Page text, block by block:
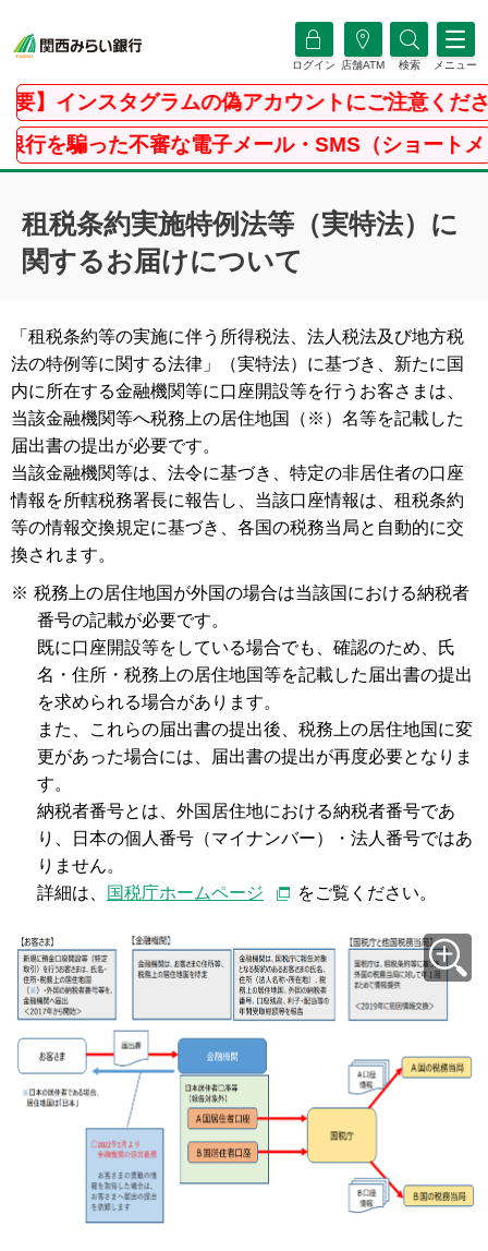
ログイン 店舗ATM 検索 メニュー
】インスタグラムの偽アカウントにご注意くださ
を騙った不審な電子メール・SMS（ショートメ
租税条約実施特例法等（実特法）に
関するお届けについて
「租税条約等の実施に伴う所得税法、法人税法及び地方税
法の特例等に関する法律」（実特法）に基づき、新たに国
内に所在する金融機関等に口座開設等を行うお客さまは、
当該金融機関等へ税務上の居住地国（※）名等を記載した
届出書の提出が必要です。
当該金融機関等は、法令に基づき、特定の非居住者の口座
情報を所轄税務署長に報告し、当該口座情報は、租税条約
等の情報交換規定に基づき、各国の税務当局と自動的に交
換されます。
※ 税務上の居住地国が外国の場合は当該国における納税者
番号の記載が必要です。
既に口座開設等をしている場合でも、確認のため、氏
名・住所・税務上の居住地国等を記載した届出書の提出
を求められる場合があります。
また、これらの届出書の提出後、税務上の居住地国に変
更があった場合には、届出書の提出が再度必要となりま
す。
納税者番号とは、外国居住地における納税者番号であ
り、日本の個人番号（マイナンバー）・法人番号ではあ
りません。
詳細は、
国税庁ホームページ をご覧ください。